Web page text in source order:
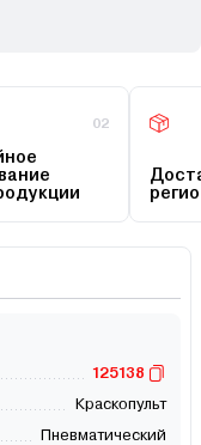
02
125138
Краскопульт
Пневматический